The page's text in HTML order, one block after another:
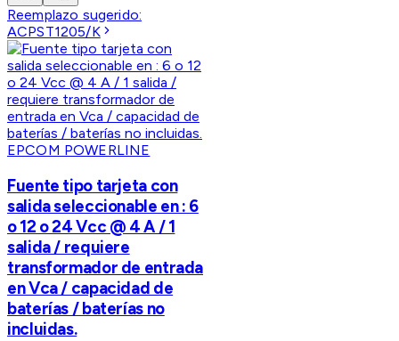
Reemplazo sugerido:
ACPST1205/K
EPCOM POWERLINE
Fuente tipo tarjeta con
salida seleccionable en : 6
o 12 o 24 Vcc @ 4 A / 1
salida / requiere
transformador de entrada
en Vca / capacidad de
baterías / baterías no
incluidas.